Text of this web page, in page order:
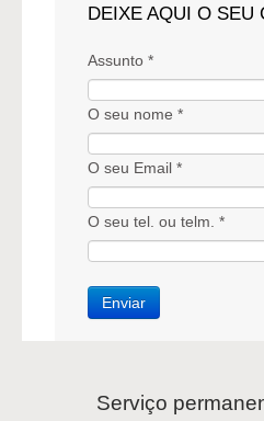
DEIXE AQUI O SEU
Assunto *
O seu nome *
O seu Email *
O seu tel. ou telm. *
Serviço